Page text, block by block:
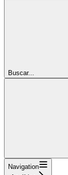
Buscar...
Navigation